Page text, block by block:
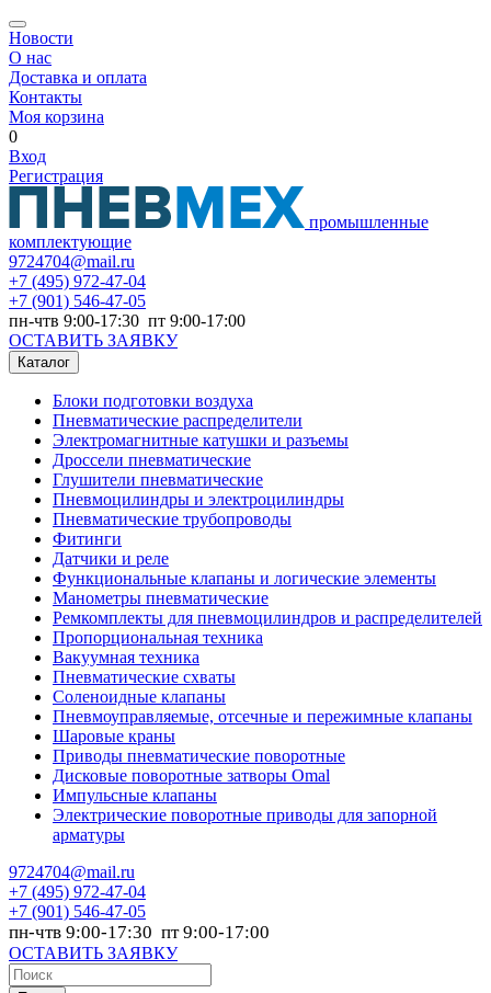
Новости
О нас
Доставка и оплата
Контакты
Моя корзина
0
Вход
Регистрация
промышленные
комплектующие
9724704@mail.ru
+7 (495) 972-47-04
+7 (901) 546-47-05
пн-чтв 9:00-17:30 пт 9:00-17:00
ОСТАВИТЬ ЗАЯВКУ
Каталог
Блоки подготовки воздуха
Пневматические распределители
Электромагнитные катушки и разъемы
Дроссели пневматические
Глушители пневматические
Пневмоцилиндры и электроцилиндры
Пневматические трубопроводы
Фитинги
Датчики и реле
Функциональные клапаны и логические элементы
Манометры пневматические
Ремкомплекты для пневмоцилиндров и распределителей
Пропорциональная техника
Вакуумная техника
Пневматические схваты
Соленоидные клапаны
Пневмоуправляемые, отсечные и пережимные клапаны
Шаровые краны
Приводы пневматические поворотные
Дисковые поворотные затворы Omal
Импульсные клапаны
Электрические поворотные приводы для запорной
арматуры
9724704@mail.ru
+7 (495) 972-47-04
+7 (901) 546-47-05
пн-чтв 9:00-17:30 пт 9:00-17:00
ОСТАВИТЬ ЗАЯВКУ